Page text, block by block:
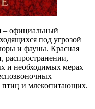
– официальный
под угрозой
и фауны. Красная
распространении,
и необходимых мерах
и млекопитающих.